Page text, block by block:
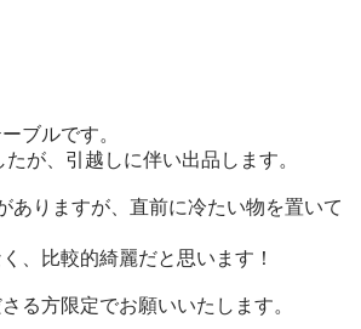
ブルです。
が、引越しに伴い出品します。
ありますが、直前に冷たい物を置いて
、比較的綺麗だと思います！
る方限定でお願いいたします。